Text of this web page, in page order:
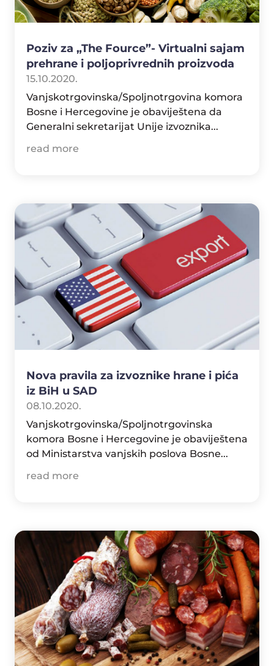
Poziv za „The Fource”- Virtualni sajam
prehrane i poljoprivrednih proizvoda
15.10.2020.
Vanjskotrgovinska/Spoljnotrgovina komora
Bosne i Hercegovine je obaviještena da
Generalni sekretarijat Unije izvoznika...
read more
Nova pravila za izvoznike hrane i pića
iz BiH u SAD
08.10.2020.
Vanjskotrgovinska/Spoljnotrgovinska
komora Bosne i Hercegovine je obaviještena
od Ministarstva vanjskih poslova Bosne...
read more